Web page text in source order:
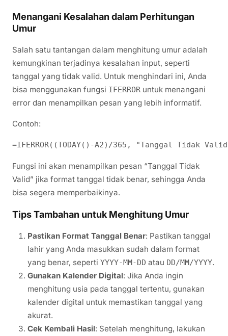
Menangani Kesalahan dalam Perhitungan
Umur
Salah satu tantangan dalam menghitung umur adalah
kemungkinan terjadinya kesalahan input, seperti
tanggal yang tidak valid. Untuk menghindari ini, Anda
bisa menggunakan fungsi IFERROR untuk menangani
error dan menampilkan pesan yang lebih informatif.
Contoh:
Fungsi ini akan menampilkan pesan “Tanggal Tidak
Valid” jika format tanggal tidak benar, sehingga Anda
bisa segera memperbaikinya.
Tips Tambahan untuk Menghitung Umur
Pastikan Format Tanggal Benar: Pastikan tanggal
lahir yang Anda masukkan sudah dalam format
yang benar, seperti YYYY-MM-DD atau DD/MM/YYYY.
Gunakan Kalender Digital: Jika Anda ingin
menghitung usia pada tanggal tertentu, gunakan
kalender digital untuk memastikan tanggal yang
akurat.
Cek Kembali Hasil: Setelah menghitung, lakukan